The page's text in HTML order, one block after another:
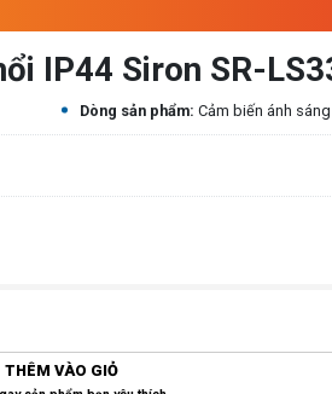
IP44 Siron SR-
Dòng sản phẩm: Cảm biến ánh sáng
THÊM VÀO GIỎ